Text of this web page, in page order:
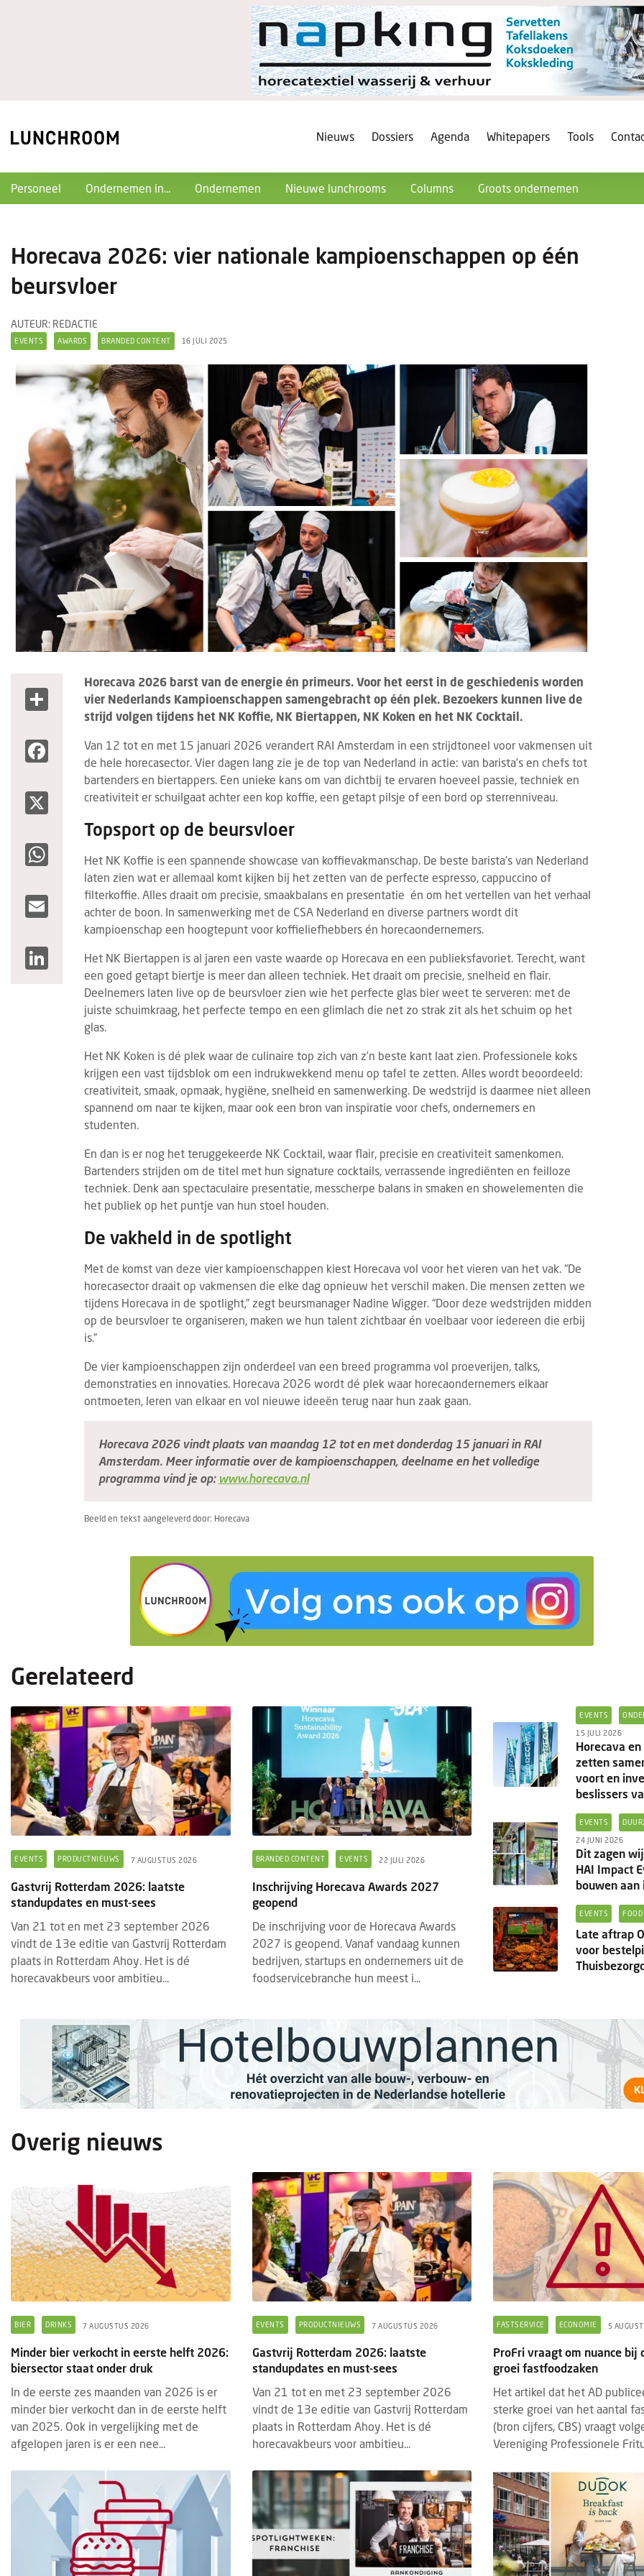
Nieuws Dossiers Agenda Whitepapers Tools
Personeel Ondernemen in... Ondernemen Nieuwe lunchrooms Columns Groots ondernemen
Horecava 2026: vier nationale kampioenschappen op één
beursvloer
AUTEUR: REDACTIE
EVENTS AWARDS BRANDED CONTENT 16 JULI 2025
Facebook
LinkedIn
Horecava 2026 barst van de energie én primeurs. Voor het eerst in de geschiedenis worden
vier Nederlands Kampioenschappen samengebracht op één plek. Bezoekers kunnen live de
strijd volgen tijdens het NK Koffie, NK Biertappen, NK Koken en het NK Cocktail.
Van 12 tot en met 15 januari 2026 verandert RAI Amsterdam in een strijdtoneel voor vakmensen uit
de hele horecasector. Vier dagen lang zie je de top van Nederland in actie: van barista’s en chefs tot
bartenders en biertappers. Een unieke kans om van dichtbij te ervaren hoeveel passie, techniek en
creativiteit er schuilgaat achter een kop koffie, een getapt pilsje of een bord op sterrenniveau.
Topsport op de beursvloer
Het NK Koffie is een spannende showcase van koffievakmanschap. De beste barista’s van Nederland
laten zien wat er allemaal komt kijken bij het zetten van de perfecte espresso, cappuccino of
filterkoffie. Alles draait om precisie, smaakbalans en presentatie én om het vertellen van het verhaal
achter de boon. In samenwerking met de CSA Nederland en diverse partners wordt dit
kampioenschap een hoogtepunt voor koffieliefhebbers én horecaondernemers.
Het NK Biertappen is al jaren een vaste waarde op Horecava en een publieksfavoriet. Terecht, want
een goed getapt biertje is meer dan alleen techniek. Het draait om precisie, snelheid en flair.
Deelnemers laten live op de beursvloer zien wie het perfecte glas bier weet te serveren: met de
juiste schuimkraag, het perfecte tempo en een glimlach die net zo strak zit als het schuim op het
glas.
Het NK Koken is dé plek waar de culinaire top zich van z’n beste kant laat zien. Professionele koks
krijgen een vast tijdsblok om een indrukwekkend menu op tafel te zetten. Alles wordt beoordeeld:
creativiteit, smaak, opmaak, hygiëne, snelheid en samenwerking. De wedstrijd is daarmee niet alleen
spannend om naar te kijken, maar ook een bron van inspiratie voor chefs, ondernemers en
studenten.
En dan is er nog het teruggekeerde NK Cocktail, waar flair, precisie en creativiteit samenkomen.
Bartenders strijden om de titel met hun signature cocktails, verrassende ingrediënten en feilloze
techniek. Denk aan spectaculaire presentatie, messcherpe balans in smaken en showelementen die
het publiek op het puntje van hun stoel houden.
De vakheld in de spotlight
Met de komst van deze vier kampioenschappen kiest Horecava vol voor het vieren van het vak. “De
horecasector draait op vakmensen die elke dag opnieuw het verschil maken. Die mensen zetten we
tijdens Horecava in de spotlight,” zegt beursmanager Nadine Wigger. “Door deze wedstrijden midden
op de beursvloer te organiseren, maken we hun talent zichtbaar én voelbaar voor iedereen die erbij
is.”
De vier kampioenschappen zijn onderdeel van een breed programma vol proeverijen, talks,
demonstraties en innovaties. Horecava 2026 wordt dé plek waar horecaondernemers elkaar
ontmoeten, leren van elkaar en vol nieuwe ideeën terug naar hun zaak gaan.
Horecava 2026 vindt plaats van maandag 12 tot en met donderdag 15 januari in RAI
Amsterdam. Meer informatie over de kampioenschappen, deelname en het volledige
programma vind je op: www.horecava.nl
Beeld en tekst aangeleverd door: Horecava
Gerelateerd
EVENTS PRODUCTNIEUWS 7 AUGUSTUS 2026
Gastvrij Rotterdam 2026: laatste
standupdates en must-sees
Van 21 tot en met 23 september 2026
vindt de 13e editie van Gastvrij Rotterdam
plaats in Rotterdam Ahoy. Het is dé
horecavakbeurs voor ambitieu...
BRANDED CONTENT EVENTS 22 JULI 2026
Inschrijving Horecava Awards 2027
geopend
De inschrijving voor de Horecava Awards
2027 is geopend. Vanaf vandaag kunnen
bedrijven, startups en ondernemers uit de
foodservicebranche hun meest i...
EVENTS
15 JULI 2026
Horecava en
zetten
voort en
beslissers
EVENTS
24 JUNI 2026
Dit zagen
HAI Impact
bouwen aan
EVENTS FOOD
Late aftrap
voor
Overig nieuws
BIER DRINKS 7 AUGUSTUS 2026
Minder bier verkocht in eerste helft 2026:
biersector staat onder druk
In de eerste zes maanden van 2026 is er
minder bier verkocht dan in de eerste helft
van 2025. Ook in vergelijking met de
afgelopen jaren is er een nee...
EVENTS PRODUCTNIEUWS 7 AUGUSTUS 2026
Gastvrij Rotterdam 2026: laatste
standupdates en must-sees
Van 21 tot en met 23 september 2026
vindt de 13e editie van Gastvrij Rotterdam
plaats in Rotterdam Ahoy. Het is dé
horecavakbeurs voor ambitieu...
FASTSERVICE ECONOMIE 5
ProFri vraagt om nuance bij
groei fastfoodzaken
Het artikel dat het AD
sterke groei van het aantal
(bron cijfers, CBS) vraagt
Vereniging Professionele
Minder bier verkocht in eerste helft 2026:
biersector staat onder druk
van 2025. Ook in vergelijking met de
Gastvrij Rotterdam 2026: laatste
standupdates en must-sees
Dudok Rotterdam
Breakfast
Thematische paviljoens op Gastvrij
Rotterdam belichten horecatrends
Tijdens Gastvrij Rotterdam, van 22 tot en
met 24 september 2025, vormen de
themapaviljoens opnieuw een
Inschrijving Horecava Awards 2027
geopend
De inschrijving voor de Horecava Awards
2027 is geopend. Vanaf vandaag kunnen
bedrijven, startups en ondernemers uit de
4 MAART 2026
Wat Temper-
gen Z en flexibele
2026
Er gaan veel verhalen
zijn lui, minder loyaal en